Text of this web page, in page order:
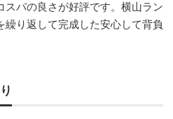
パの良さが好評です。横山ラン
繰り返して完成した安心して背負